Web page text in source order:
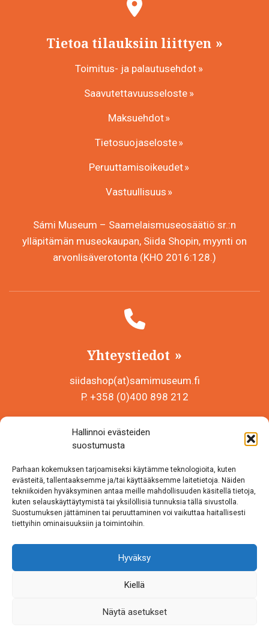
Hallinnoi evästeiden
suostumusta
Parhaan kokemuksen tarjoamiseksi käytämme teknologioita, kuten
evästeitä, tallentaaksemme ja/tai käyttääksemme laitetietoja. Näiden
tekniikoiden hyväksyminen antaa meille mahdollisuuden käsitellä tietoja,
kuten selauskäyttäytymistä tai yksilöllisiä tunnuksia tällä sivustolla.
Suostumuksen jättäminen tai peruuttaminen voi vaikuttaa haitallisesti
tiettyihin ominaisuuksiin ja toimintoihin.
Hyväksy
Kiellä
Näytä asetukset
Tietoa tilauksiin liittyen
Toimitus- ja palautusehdot
Saavutettavuusseloste
Maksuehdot
Tietosuojaseloste
Peruuttamisoikeudet
Vastuullisuus
Sámi Museum – Saamelaismuseosäätiö sr.:n
ylläpitämän museokaupan, Siida Shopin, myynti on
arvonlisäverotonta (KHO 2016:128.)
Yhteystiedot
siidashop(at)samimuseum.fi
P. +358 (0)400 898 212
Y-tunnus 0625907-2
Inarintie 46
99870 Inari
Löydät meidät myös somesta!
Instagram
Facebook